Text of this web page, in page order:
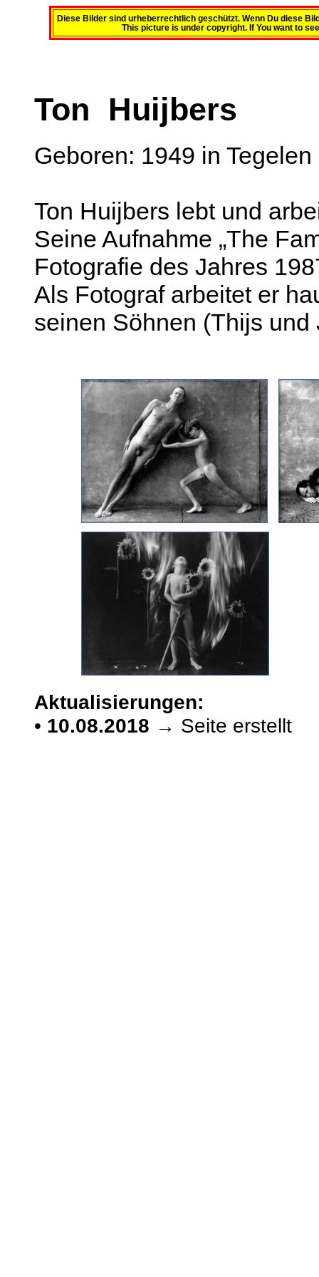
Diese Bilder sind urheberrechtlich geschützt. Wenn Du diese
This picture is under copyright. If You want to
Ton Huijbers
Geboren: 1949 in
Ton Huijbers lebt und
Seine Aufnahme „The
Fotografie des Jahres
Als Fotograf arbeitet er
seinen Söhnen (Thijs
Aktualisierungen:
• 10.08.2018 → Seite erstellt